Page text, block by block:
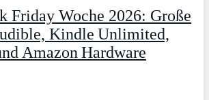
Friday Woche 2026: Große
Kindle Unlimited,
Amazon Hardware